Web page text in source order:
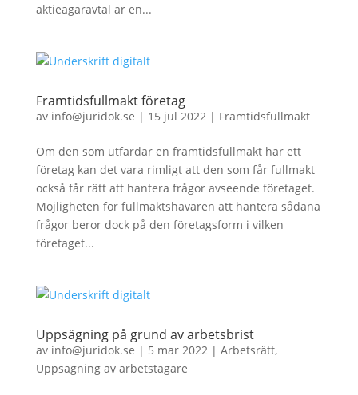
aktieägaravtal är en...
Framtidsfullmakt företag
av info@juridok.se | 15 jul 2022| Framtidsfullmakt
Om den som utfärdar en framtidsfullmakt har ett
företag kan det vara rimligt att den som får fullmakt
också får rätt att hantera frågor avseende företaget.
Möjligheten för fullmaktshavaren att hantera sådana
frågor beror dock på den företagsform i vilken
företaget...
Uppsägning på grund av arbetsbrist
av info@juridok.se | 5 mar 2022| Arbetsrätt,
Uppsägning av arbetstagare